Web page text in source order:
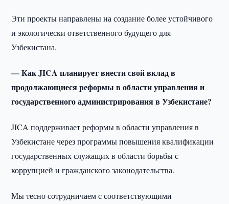
Эти проекты направлены на создание более устойчивого
и экологически ответственного будущего для
Узбекистана.
— Как JICA планирует внести свой вклад в
продолжающиеся реформы в области управления и
государственного администрирования в Узбекистане?
JICA поддерживает реформы в области управления в
Узбекистане через программы повышения квалификации
государственных служащих в области борьбы с
коррупцией и гражданского законодательства.
Мы тесно сотрудничаем с соответствующими